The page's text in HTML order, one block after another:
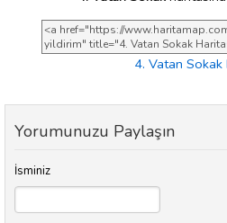
4. Vatan Sokak
Yorumunuzu Paylaşın
İsminiz